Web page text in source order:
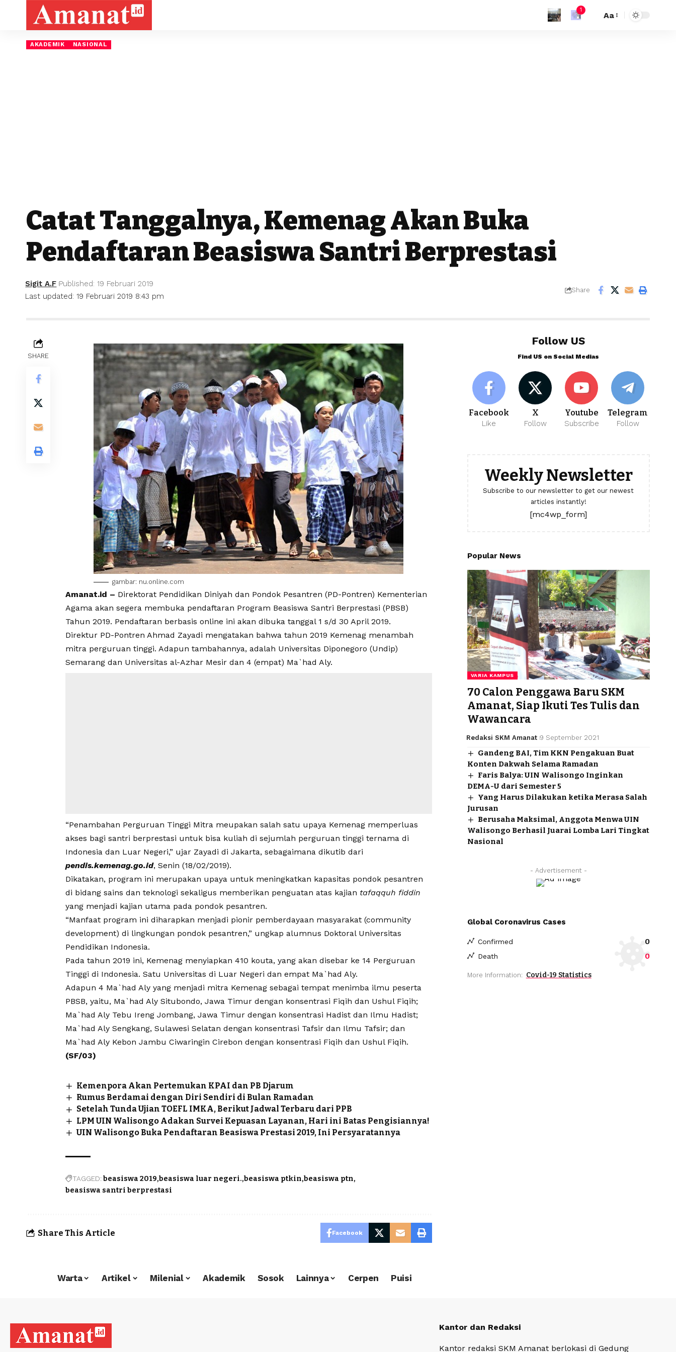
1
Aa
AKADEMIK NASIONAL
Catat Tanggalnya, Kemenag Akan Buka
Pendaftaran Beasiswa Santri Berprestasi
Last updated: 19 Februari 2019 8:43 pm
Sigit A.F Published: 19 Februari 2019
Share
SHARE
gambar: nu.online.com
Amanat.id – Direktorat Pendidikan Diniyah dan Pondok Pesantren (PD-Pontren) Kementerian
Agama akan segera membuka pendaftaran Program Beasiswa Santri Berprestasi (PBSB)
Tahun 2019. Pendaftaran berbasis online ini akan dibuka tanggal 1 s/d 30 April 2019.
Direktur PD-Pontren Ahmad Zayadi mengatakan bahwa tahun 2019 Kemenag menambah
mitra perguruan tinggi. Adapun tambahannya, adalah Universitas Diponegoro (Undip)
Semarang dan Universitas al-Azhar Mesir dan 4 (empat) Ma`had Aly.
“Penambahan Perguruan Tinggi Mitra meupakan salah satu upaya Kemenag memperluas
akses bagi santri berprestasi untuk bisa kuliah di sejumlah perguruan tinggi ternama di
Indonesia dan Luar Negeri,” ujar Zayadi di Jakarta, sebagaimana dikutib dari
pendis.kemenag.go.id, Senin (18/02/2019).
Dikatakan, program ini merupakan upaya untuk meningkatkan kapasitas pondok pesantren
di bidang sains dan teknologi sekaligus memberikan penguatan atas kajian tafaqquh fiddin
yang menjadi kajian utama pada pondok pesantren.
“Manfaat program ini diharapkan menjadi pionir pemberdayaan masyarakat (community
development) di lingkungan pondok pesantren,” ungkap alumnus Doktoral Universitas
Pendidikan Indonesia.
Pada tahun 2019 ini, Kemenag menyiapkan 410 kouta, yang akan disebar ke 14 Perguruan
Tinggi di Indonesia. Satu Universitas di Luar Negeri dan empat Ma`had Aly.
Adapun 4 Ma`had Aly yang menjadi mitra Kemenag sebagai tempat menimba ilmu peserta
PBSB, yaitu, Ma`had Aly Situbondo, Jawa Timur dengan konsentrasi Fiqih dan Ushul Fiqih;
Ma`had Aly Tebu Ireng Jombang, Jawa Timur dengan konsentrasi Hadist dan Ilmu Hadist;
Ma`had Aly Sengkang, Sulawesi Selatan dengan konsentrasi Tafsir dan Ilmu Tafsir; dan
Ma`had Aly Kebon Jambu Ciwaringin Cirebon dengan konsentrasi Fiqih dan Ushul Fiqih.
(SF/03)
Kemenpora Akan Pertemukan KPAI dan PB Djarum
Rumus Berdamai dengan Diri Sendiri di Bulan Ramadan
Setelah Tunda Ujian TOEFL IMKA, Berikut Jadwal Terbaru dari PPB
LPM UIN Walisongo Adakan Survei Kepuasan Layanan, Hari ini Batas Pengisiannya!
UIN Walisongo Buka Pendaftaran Beasiswa Prestasi 2019, Ini Persyaratannya
TAGGED:beasiswa 2019 beasiswa luar negeri. beasiswa ptkin beasiswa ptn
beasiswa santri berprestasi
Share This Article Facebook
Follow US
Find US on Social Medias
Facebook
Like
X
Follow
Youtube
Subscribe
Telegram
Follow
Weekly Newsletter
Subscribe to our newsletter to get our newest
articles instantly!
[mc4wp_form]
Popular News
VARIA KAMPUS
70 Calon Penggawa Baru SKM
Amanat, Siap Ikuti Tes Tulis dan
Wawancara
Redaksi SKM Amanat 9 September 2021
Gandeng BAI, Tim KKN Pengakuan Buat
Konten Dakwah Selama Ramadan
Faris Balya: UIN Walisongo Inginkan
DEMA-U dari Semester 5
Yang Harus Dilakukan ketika Merasa Salah
Jurusan
Berusaha Maksimal, Anggota Menwa UIN
Walisongo Berhasil Juarai Lomba Lari Tingkat
Nasional
- Advertisement -
Global Coronavirus Cases
Confirmed 0
Death 0
More Information: Covid-19 Statistics
Warta Artikel Milenial Akademik Sosok Lainnya Cerpen Puisi
Kantor dan Redaksi
Kantor redaksi SKM Amanat berlokasi di Gedung